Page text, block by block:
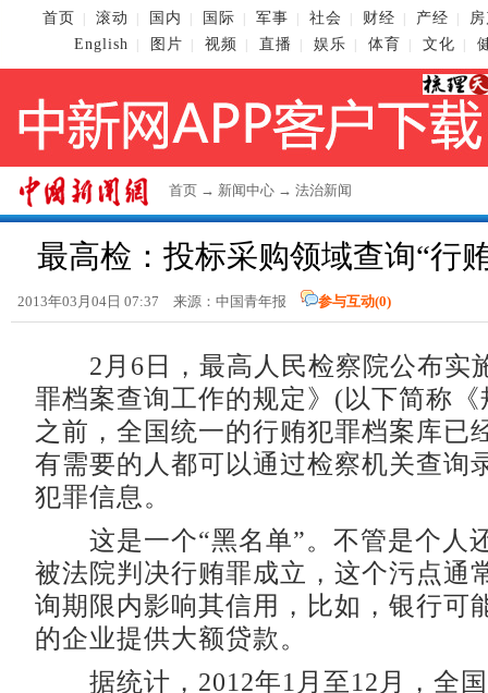
首页 滚动 国内 国际 军事 社会 财经 产经
English
图片 视频 直播 娱乐 体育 文化
首页 → 新闻中心 → 法治新闻
最高检：投标采购领域查询“行
2013年03月04日 07:37 来源：中国青年报 参与互动(0)
2月6日，最高人民检察院公布实
罪档案查询工作的规定》(以下简称
之前，全国统一的行贿犯罪档案库已
有需要的人都可以通过检察机关查询
犯罪信息。
这是一个“黑名单”。不管是个人
被法院判决行贿罪成立，这个污点通
询期限内影响其信用，比如，银行可
的企业提供大额贷款。
据统计，2012年1月至12月，全国